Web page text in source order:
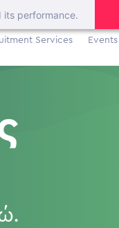
its performance.
Services Events